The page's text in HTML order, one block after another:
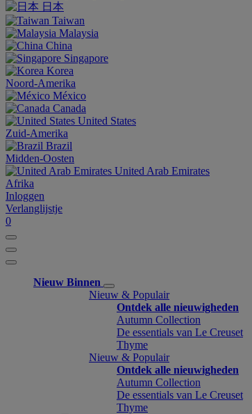
日本
Taiwan
Malaysia
China
Singapore
Korea
Noord-Amerika
México
Canada
United States
Zuid-Amerika
Brazil
Midden-Oosten
United Arab Emirates
Afrika
Inloggen
Verlanglijstje
0
Nieuw Binnen
Nieuw & Populair
Ontdek alle nieuwigheden
Autumn Collection
De essentials van Le Creuset
Thyme
Nieuw & Populair
Ontdek alle nieuwigheden
Autumn Collection
De essentials van Le Creuset
Thyme